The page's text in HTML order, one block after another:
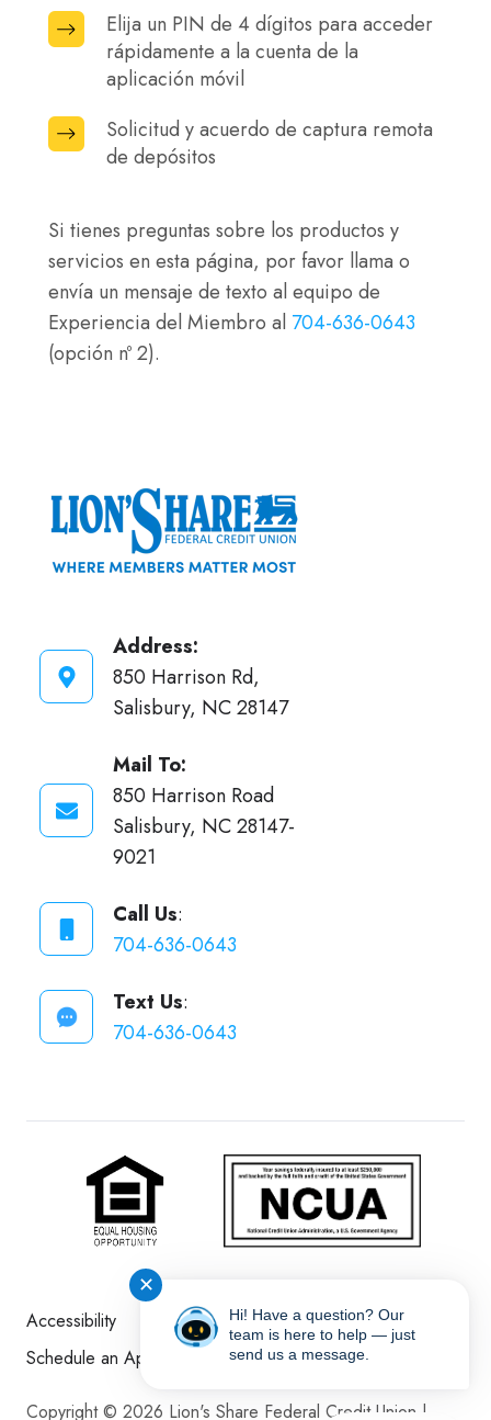
usuario
contraseña
de
Banca
"Inicio
de
Elija un PIN de 4 dígitos para acceder
rápidamente a la cuenta de la
aplicación móvil
Elija
de
4
acceder
rápidamente
a
la
cuenta
móvil
Solicitud y acuerdo de captura remota
de depósitos
Solicitud
de
captura
remota
de
depósitos
Si tienes preguntas sobre los productos y
servicios en esta página, por favor llama o
envía un mensaje de texto al equipo de
Experiencia del Miembro al 704-636-0643
(opción nº 2).
Address:
850 Harrison Rd,
Salisbury, NC 28147
Mail To:
850 Harrison Road
Salisbury, NC 28147-
9021
Call Us:
704-636-0643
Text Us:
704-636-0643
Accessibility Disclosures
Sitemap
Schedule an Appointment
Copyright © 2026 Lion's Share Federal Credit Union |
✕
Hi! Have a question? Our
team is here to help — just
send us a message.